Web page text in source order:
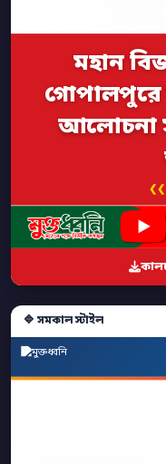
মহান
গোপালপুরে
আলোচনা
❮❮
🔷 সমকাল স্টাইল